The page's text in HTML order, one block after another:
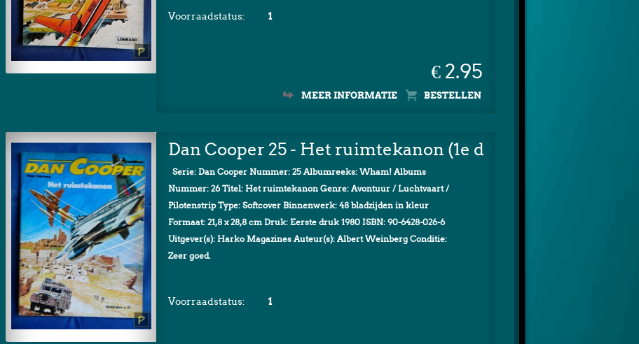
€ 2.95
Voorraadstatus: 1
MEER INFORMATIE
Dan Cooper 25 - Het ruimtekanon (1e druk)
Serie: Dan Cooper Nummer: 25 Albumreeks: Wham! Albums
Nummer: 26 Titel: Het ruimtekanon Genre: Avontuur / Luchtvaart /
Pilotenstrip Type: Softcover Binnenwerk: 48 bladzijden in kleur
Formaat: 21,8 x 28,8 cm Druk: Eerste druk 1980 ISBN: 90-6428-026-6
Uitgever(s): Harko Magazines Auteur(s): Albert Weinberg Conditie:
Zeer goed.
Voorraadstatus: 1